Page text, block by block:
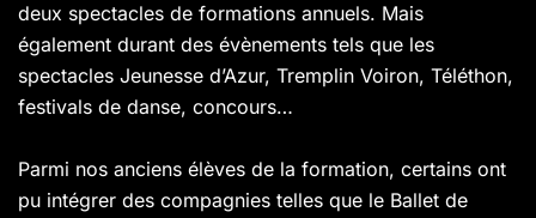
deux spectacles de formations annuels. Mais
également durant des évènements tels que les
spectacles Jeunesse d’Azur, Tremplin Voiron, Téléthon,
festivals de danse, concours…
Parmi nos anciens élèves de la formation, certains ont
pu intégrer des compagnies telles que le Ballet de